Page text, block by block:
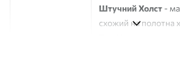
Штучний Холст -
схожий на полотна